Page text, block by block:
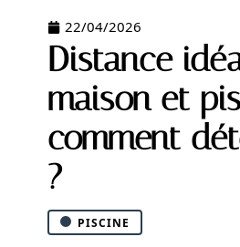
22/04/2026
Distance
maison et
comment
?
PISCINE